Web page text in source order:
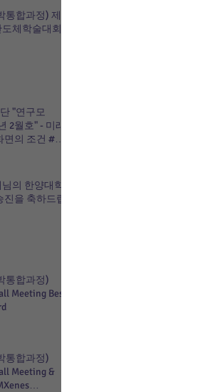
통합과정) 제
체학술대회
"연구모
2월호" - 미래
면의 조건 #차
의 한양대학
진을 축하드립
통합과정)
Meeting Best
통합과정)
Meeting &